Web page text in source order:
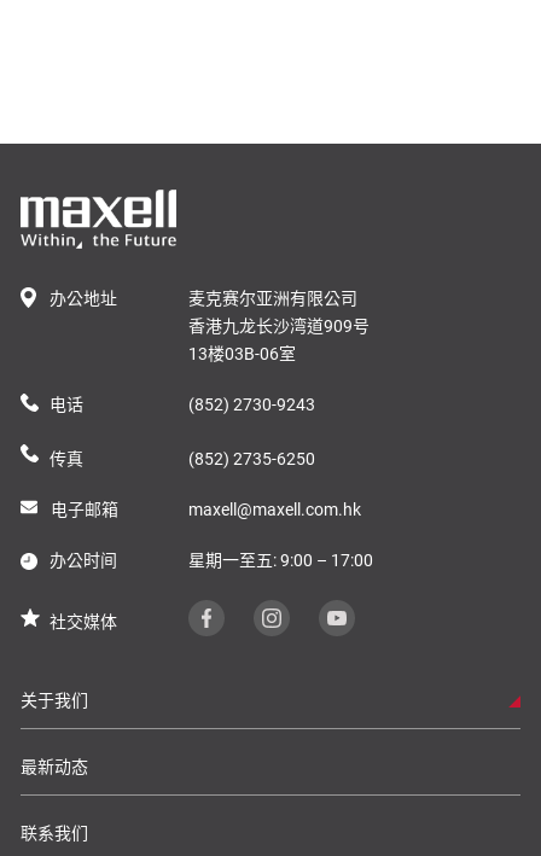
办公地址
麦克赛尔亚洲有限公司
香港九龙长沙湾道909号
13楼03B-06室
电话 (852) 2730-9243
传真 (852) 2735-6250
电子邮箱 maxell@maxell.com.hk
办公时间 星期一至五: 9:00 – 17:00
社交媒体
关于我们
最新动态
联系我们